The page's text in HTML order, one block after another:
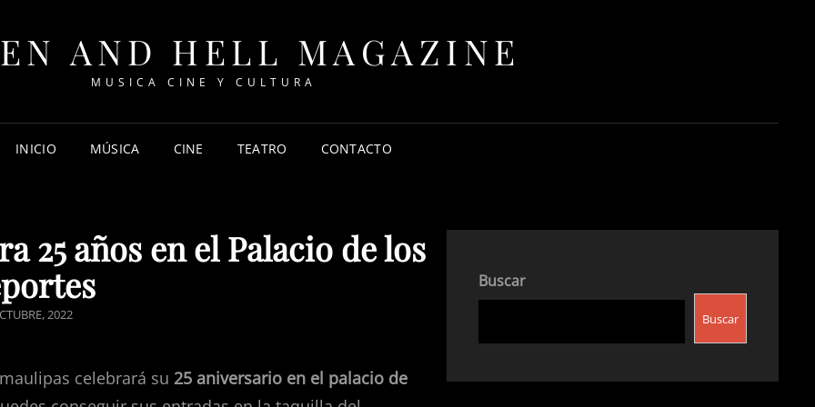
AND HELL MAGAZINE
MUSICA CINE Y CULTURA
INICIO MÚSICA CINE TEATRO CONTACTO
25 años en el Palacio de los
2022
celebrará su 25 aniversario en el palacio de
Buscar
Buscar